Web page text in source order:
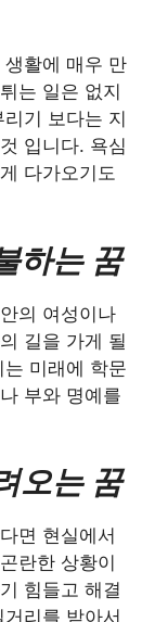
활에 매우 만
는 일은 없지
기 보다는 지
입니다. 욕심
다가오기도
하는 꿈
의 여성이나
길을 가게 될
미래에 학문
부와 명예를
오는 꿈
면 현실에서
란한 상황이
힘들고 해결
리를 받아서